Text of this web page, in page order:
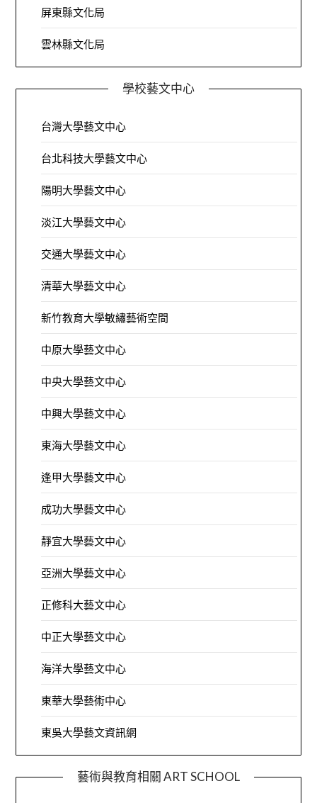
屏東縣文化局
雲林縣文化局
學校藝文中心
台灣大學藝文中心
台北科技大學藝文中心
陽明大學藝文中心
淡江大學藝文中心
交通大學藝文中心
清華大學藝文中心
新竹教育大學敏繡藝術空間
中原大學藝文中心
中央大學藝文中心
中興大學藝文中心
東海大學藝文中心
逢甲大學藝文中心
成功大學藝文中心
靜宜大學藝文中心
亞洲大學藝文中心
正修科大藝文中心
中正大學藝文中心
海洋大學藝文中心
東華大學藝術中心
東吳大學藝文資訊網
藝術與教育相關 ART SCHOOL